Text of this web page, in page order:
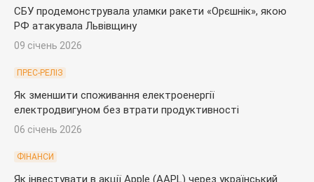
СБУ продемонструвала уламки ракети «Орєшнік», якою
РФ атакувала Львівщину
09 січень 2026
ПРЕС-РЕЛІЗ
Як зменшити споживання електроенергії
електродвигуном без втрати продуктивності
06 січень 2026
ФІНАНСИ
Як інвестувати в акції Apple (AAPL) через український